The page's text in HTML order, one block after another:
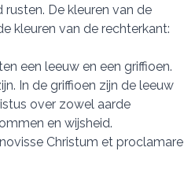
De kleuren van de
kleuren van de rechterkant:
een leeuw en een griffioen.
In de griffioen zijn de leeuw
over zowel aarde
en wijsheid.
Christum et proclamare